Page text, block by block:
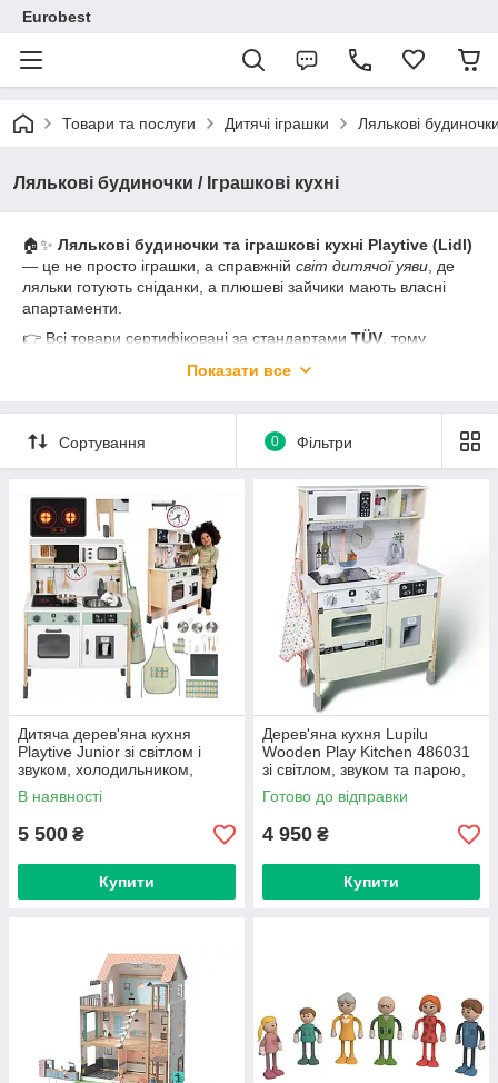
Eurobest
Товари та послуги Дитячі іграшки Лялькові
Лялькові будиночки / Іграшкові кухні
🏠✨ Лялькові будиночки та іграшкові кухні Playtive (Lidl)
— це не просто іграшки, а справжній світ дитячої уяви , де
ляльки готують сніданки, а плюшеві зайчики мають власні
апартаменти.
👉 Всі товари сертифіковані за стандартами TÜV , тому
🌿 Матеріали екологічні, дизайн стильний, а міцність така, що
Чому саме Playtive?
🎨 Реалістичний дизайн: кухні зі світлом і звуками,
будиночки з міні-меблями.
🛡 Німецька якість від Lidl + сертифікат TÜV.
👧👦 Розвивають уяву, сюжетні ігри та соціальні
навички.
😂 Ідеально підходять для "сімейних серіалів" у
виконанні дитини.
💡 Купуючи Playtive, ви даруєте малюку не просто іграшку, а
власний маленький світ, де можна бути і архітектором, і
Показати все
Сортування 0 Фільтри
Дитяча дерев'яна кухня
Playtive Junior зі світлом і
звуком, холодильником,
льодогенератором та
регульованою висотою
В наявності
5 500 ₴
Купити
Дерев'яна кухня Lupilu
Wooden Play Kitchen 486031
зі світлом, звуком та парою,
24 предмети
Готово до відправки
4 950 ₴
Купити